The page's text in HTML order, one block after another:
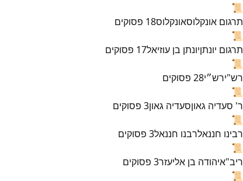
📜
תרגום אונקלוסאונקלוס18 פסוקים
📜
תרגום יונתןיונתן בן עוזיאל17 פסוקים
📜
רש"ירש״י28 פסוקים
📜
ר' סעדיה גאוןסעדיה גאון3 פסוקים
📜
רבינו חננאלרבנו חננאל3 פסוקים
📜
ריב"איהודה בן אליעזר3 פסוקים
📜